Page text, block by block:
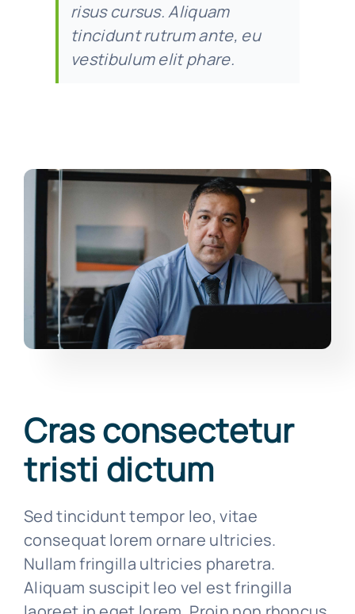
risus cursus. Aliquam
tincidunt rutrum ante, eu
vestibulum elit phare.
Cras consectetur
tristi dictum
Sed tincidunt tempor leo, vitae
consequat lorem ornare ultricies.
Nullam fringilla ultricies pharetra.
Aliquam suscipit leo vel est fringilla